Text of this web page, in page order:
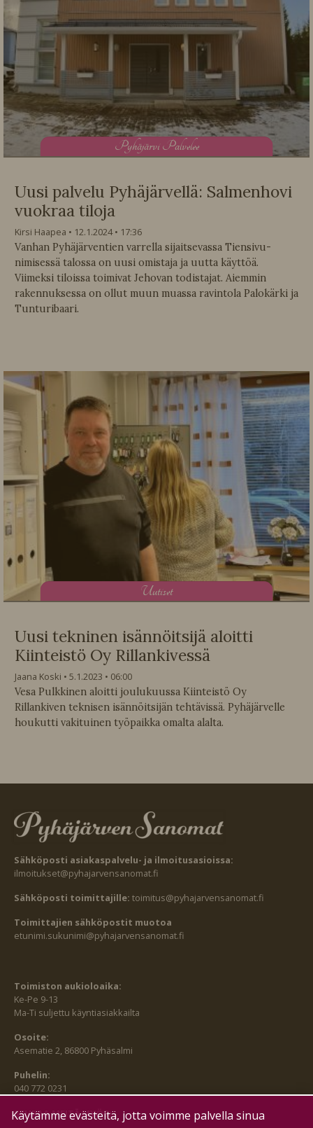
Pyhäjärvi Palvelee
Uusi palvelu Pyhäjärvellä: Salmenhovi
vuokraa tiloja
Kirsi Haapea 12.1.2024
17:36
Vanhan Pyhäjärventien varrella sijaitsevassa Tiensivu-
nimisessä talossa on uusi omistaja ja uutta käyttöä.
Viimeksi tiloissa toimivat Jehovan todistajat. Aiemmin
rakennuksessa on ollut muun muassa ravintola Palokärki ja
Tunturibaari.
Uutiset
Uusi tekninen isännöitsijä aloitti
Kiinteistö Oy Rillankivessä
Jaana Koski 5.1.2023
06:00
Vesa Pulkkinen aloitti joulukuussa Kiinteistö Oy
Rillankiven teknisen isännöitsijän tehtävissä. Pyhäjärvelle
houkutti vakituinen työpaikka omalta alalta.
Sähköposti asiakaspalvelu- ja ilmoitusasioissa:
ilmoitukset@pyhajarvensanomat.fi
Sähköposti toimittajille: toimitus@pyhajarvensanomat.fi
Toimittajien sähköpostit muotoa
etunimi.sukunimi@pyhajarvensanomat.fi
Toimiston aukioloaika:
Ke-Pe 9-13
Ma-Ti suljettu käyntiasiakkailta
Osoite:
Asematie 2, 86800 Pyhäsalmi
Puhelin:
040 772 0231
SEURAA MEITÄ MYÖS:
Käytämme evästeitä, jotta voimme palvella sinua